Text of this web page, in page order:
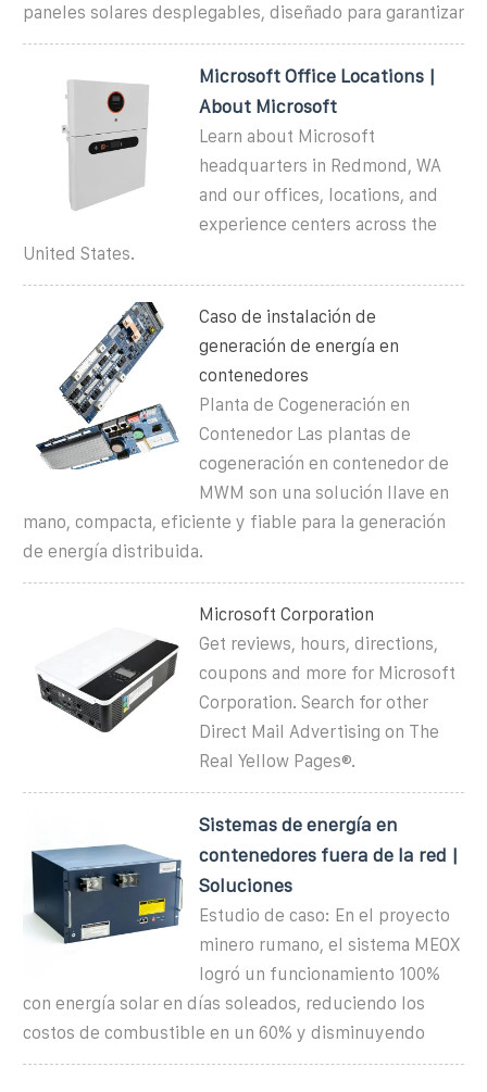
paneles solares desplegables, diseñado para garantizar
Microsoft Office Locations |
About Microsoft
Learn about Microsoft
headquarters in Redmond, WA
and our offices, locations, and
experience centers across the
United States.
Caso de instalación de
generación de energía en
contenedores
Planta de Cogeneración en
Contenedor Las plantas de
cogeneración en contenedor de
MWM son una solución llave en
mano, compacta, eficiente y fiable para la generación
de energía distribuida.
Microsoft Corporation
Get reviews, hours, directions,
coupons and more for Microsoft
Corporation. Search for other
Direct Mail Advertising on The
Real Yellow Pages®.
Sistemas de energía en
contenedores fuera de la red |
Soluciones
Estudio de caso: En el proyecto
minero rumano, el sistema MEOX
logró un funcionamiento 100%
con energía solar en días soleados, reduciendo los
costos de combustible en un 60% y disminuyendo